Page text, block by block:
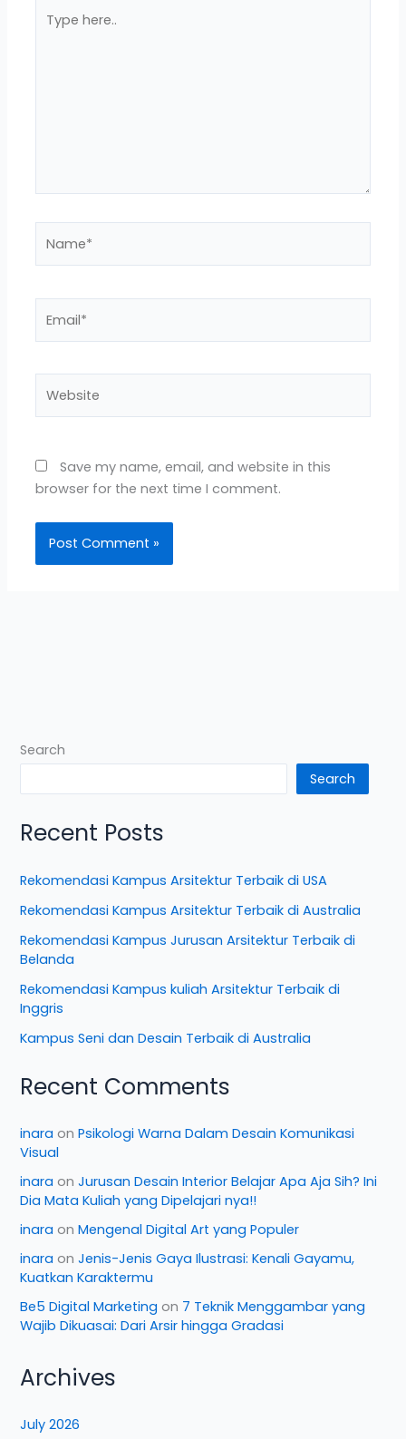
here..
Save my name, email, and website in this
browser for the next time I comment.
Search
Search
Recent Posts
Rekomendasi Kampus Arsitektur Terbaik di USA
Rekomendasi Kampus Arsitektur Terbaik di Australia
Rekomendasi Kampus Jurusan Arsitektur Terbaik di
Belanda
Rekomendasi Kampus kuliah Arsitektur Terbaik di
Inggris
Kampus Seni dan Desain Terbaik di Australia
Recent Comments
inara onPsikologi Warna Dalam Desain Komunikasi
Visual
inara onJurusan Desain Interior Belajar Apa Aja Sih? Ini
Dia Mata Kuliah yang Dipelajari nya!!
inara onMengenal Digital Art yang Populer
inara onJenis-Jenis Gaya Ilustrasi: Kenali Gayamu,
Kuatkan Karaktermu
Be5 Digital Marketing on 7 Teknik Menggambar yang
Wajib Dikuasai: Dari Arsir hingga Gradasi
Archives
July 2026